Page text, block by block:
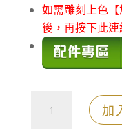
如需雕刻上色
後，再按下此連
加